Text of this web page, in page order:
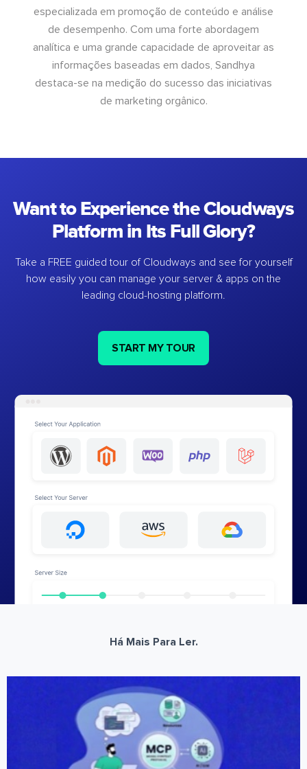
especializada em promoção de conteúdo e análise
de desempenho. Com uma forte abordagem
analítica e uma grande capacidade de aproveitar as
informações baseadas em dados, Sandhya
destaca-se na medição do sucesso das iniciativas
de marketing orgânico.
Want to Experience the Cloudways
Platform in Its Full Glory?
Take a FREE guided tour of Cloudways and see for yourself
how easily you can manage your server & apps on the
leading cloud-hosting platform.
START MY TOUR
Há Mais Para Ler.